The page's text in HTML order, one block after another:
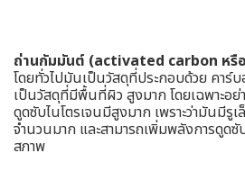
ถ่านกัมมันต์ (activated carbon ห
โดยทั่วไปมันเป็นวัสดุที่ประกอบด้วย คาร์
เป็นวัสดุที่มีพื้นที่ผิว สูงมาก โดยเฉพาะอย่
ดูดซับไนโตรเจนมีสูงมาก เพราะว่ามันมี
จำนวนมาก และสามารถเพิ่มพลังการดูดซั
สภาพ